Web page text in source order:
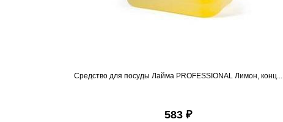
Средство для посуды Лайма PROFESSIONAL Лимон, конц...
583 ₽